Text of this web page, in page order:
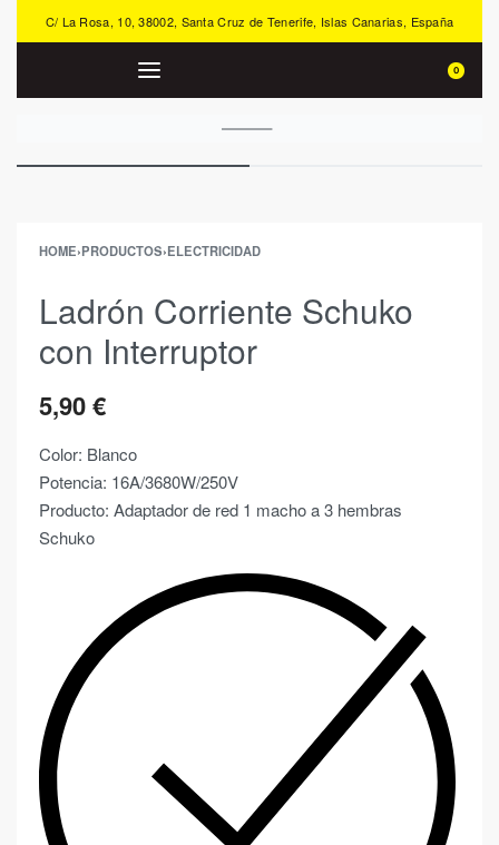
C/ La Rosa, 10, 38002, Santa Cruz de Tenerife, Islas Canarias, España
0
HOME›PRODUCTOS›ELECTRICIDAD
Ladrón Corriente Schuko
con Interruptor
5,90€
Color: Blanco
Potencia: 16A/3680W/250V
Producto: Adaptador de red 1 macho a 3 hembras
Schuko